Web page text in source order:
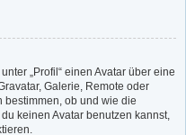
„Profil“ einen Avatar über eine
Galerie, Remote oder
bestimmen, ob und wie die
keinen Avatar benutzen kannst,